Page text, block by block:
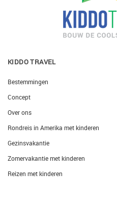
KIDDO TRAVEL
Bestemmingen
Concept
Over ons
Rondreis in Amerika met kinderen
Gezinsvakantie
Zomervakantie met kinderen
Reizen met kinderen